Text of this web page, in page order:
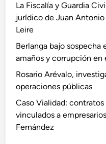
La Fiscalía y Guardia
jurídico de Juan
Leire
Berlanga bajo sospecha
amaños y corrupción en
Rosario Arévalo,
operaciones públicas
Caso Vialidad:
vinculados a
Fernández